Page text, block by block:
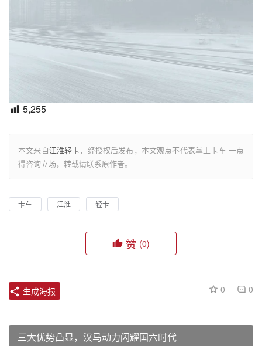
5,255
本文来自江淮轻卡，经授权后发布，本文观点不代表掌上卡车-一点
得咨询立场，转载请联系原作者。
卡车 江淮 轻卡
赞 (0)
0 0
生成海报
三大优势凸显，汉马动力闪耀国六时代